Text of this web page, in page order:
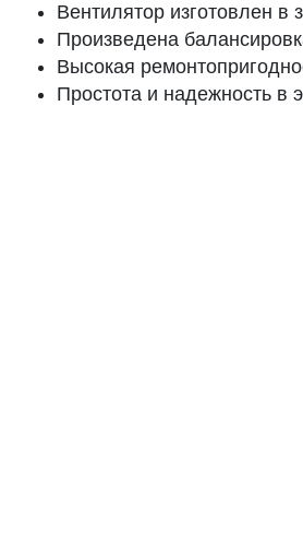
Вентилятор изготовлен в
Произведена
Высокая
Простота и надежность в